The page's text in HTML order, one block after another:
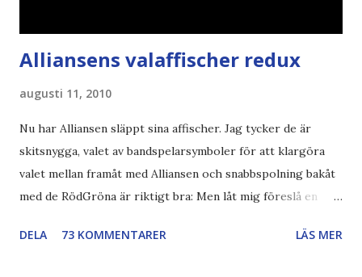
Alliansens valaffischer redux
augusti 11, 2010
Nu har Alliansen släppt sina affischer. Jag tycker de är
skitsnygga, valet av bandspelarsymboler för att klargöra
valet mellan framåt med Alliansen och snabbspolning bakåt
med de RödGröna är riktigt bra: Men låt mig föreslå en
Piratpartiet FRA-lagen Kultur Upphovsrätten //Zac,
DELA 73 KOMMENTARER LÄS MER